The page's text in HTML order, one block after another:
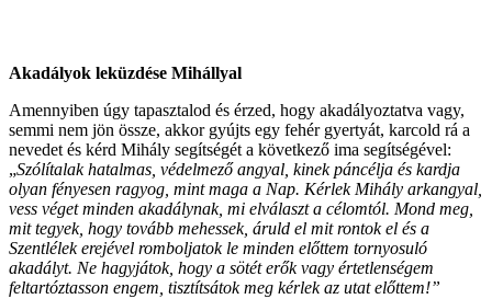
Akadályok leküzdése Mihállyal
Amennyiben úgy tapasztalod és érzed, hogy akadályoztatva vagy,
semmi nem jön össze, akkor gyújts egy fehér gyertyát, karcold rá a
nevedet és kérd Mihály segítségét a következő ima segítségével:
„Szólítalak hatalmas, védelmező angyal, kinek páncélja és kardja
olyan fényesen ragyog, mint maga a Nap. Kérlek Mihály arkangyal,
vess véget minden akadálynak, mi elválaszt a célomtól. Mond meg,
mit tegyek, hogy tovább mehessek, áruld el mit rontok el és a
Szentlélek erejével romboljatok le minden előttem tornyosuló
akadályt. Ne hagyjátok, hogy a sötét erők vagy értetlenségem
feltartóztasson engem, tisztítsátok meg kérlek az utat előttem!”